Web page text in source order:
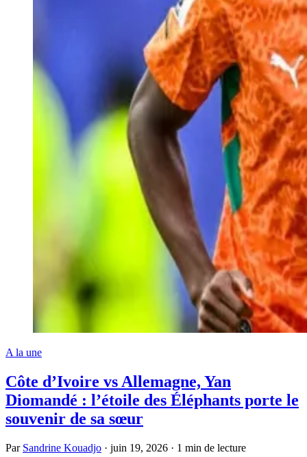
A la une
Côte d’Ivoire vs Allemagne, Yan
Diomandé : l’étoile des Éléphants porte le
souvenir de sa sœur
Par Sandrine Kouadjo · juin 19, 2026 · 1 min de lecture